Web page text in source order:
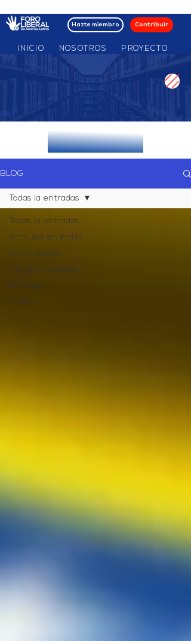
Hazte miembro Contribuir
INICIO NOSOTROS PROYECTO
BLOG
Todas la entradas
Artículos en inglés
Comunicados
Religión y política
Artículos
Política
Todas la entradas